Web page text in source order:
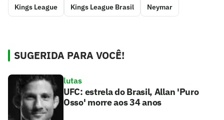
Kings League Kings League Brasil Neymar
SUGERIDA PARA VOCÊ!
lutas
UFC: estrela do Brasil, Allan 'Puro
Osso' morre aos 34 anos